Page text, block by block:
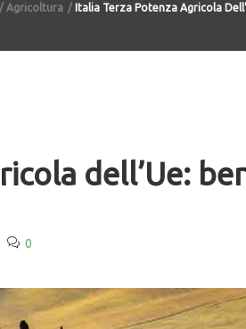
Agricoltura Italia Terza Potenza Agricola
dell’Ue:
0